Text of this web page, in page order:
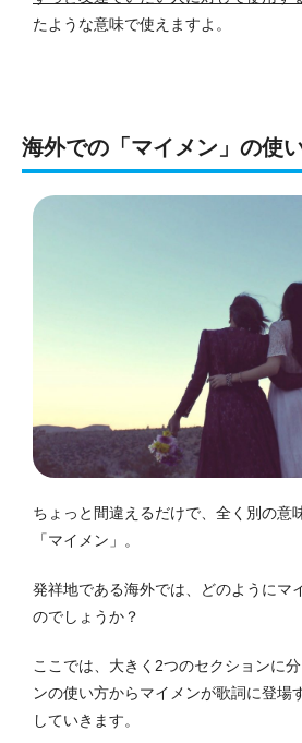
たような意味で使えますよ。
海外での「マイメン」の使
ちょっと間違えるだけで、全く別の意
「マイメン」。
発祥地である海外では、どのようにマ
のでしょうか？
ここでは、大きく2つのセクションに
ンの使い方からマイメンが歌詞に登場
していきます。